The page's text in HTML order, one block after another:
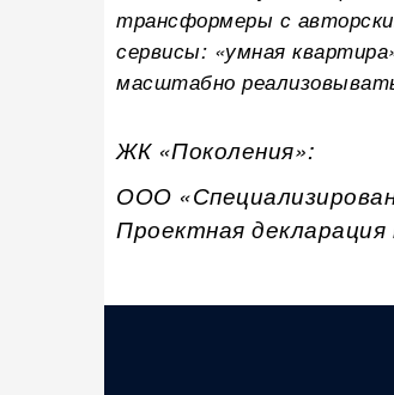
трансформеры с
сервисы: «умная
масштабно
ЖК «Поколения»:
ООО
Проектная